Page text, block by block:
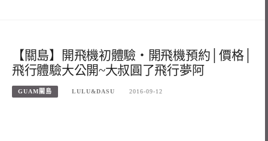
【關島】開飛機初體驗‧開飛機預約│價格│
飛行體驗大公開~大叔圓了飛行夢阿
GUAM關島 LULU&DASU 2016-09-12